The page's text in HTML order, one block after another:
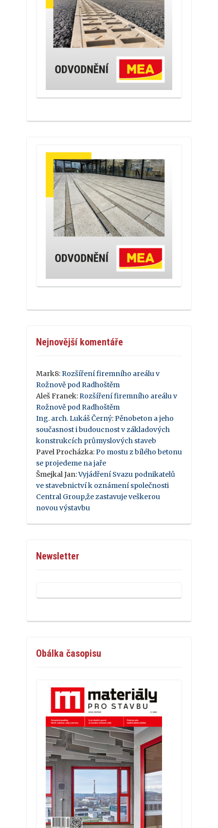
Nejnovější komentáře
Mark8:Rozšíření firemního areálu v
Rožnově pod Radhoštěm
Aleš Franek:Rozšíření firemního areálu v
Rožnově pod Radhoštěm
Ing. arch. Lukáš Černý:Pěnobeton a jeho
současnost i budoucnost v základových
konstrukcích průmyslových staveb
Pavel Procházka:Po mostu z bílého betonu
se projedeme na jaře
Šmejkal Jan:Vyjádření Svazu podnikatelů
ve stavebnictví k oznámení společnosti
Central Group,že zastavuje veškerou
novou výstavbu
Newsletter
Obálka časopisu